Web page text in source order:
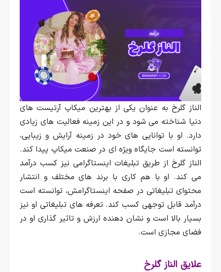
الناز گلرخ به عنوان یکی از بهترین میکاپ آرتیست‌ های
دنیا شناخته می‌ شود و در این زمینه فعالیت‌ های زیادی
دارد. او با توانایی‌ های خود در زمینه آرایش و زیبایی،
توانسته است جایگاه ویژه‌ ای در صنعت میکاپ پیدا کند.
الناز گلرخ از طریق تبلیغات اینستاگرامی نیز کسب درآمد
می‌ کند. او با هم کاری با برند های مختلف و انتشار
محتوای تبلیغاتی در صفحه اینستاگرامش، توانسته است
درآمد قابل توجهی کسب کند. تعرفه‌ های تبلیغاتی او نیز
بسیار بالا است و نشان‌ دهنده ارزش و تاثیر گذاری او در
فضای مجازی است.
علایق الناز گلرخ